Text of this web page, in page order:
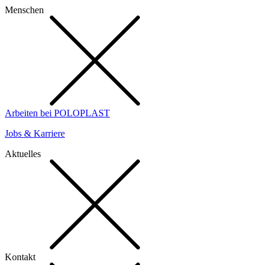
Menschen
Arbeiten bei POLOPLAST
Jobs & Karriere
Aktuelles
Kontakt